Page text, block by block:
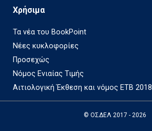
Χρήσιμα
Τα νέα του BookPoint
Νέες κυκλοφορίες
Προσεχώς
Νόμος Ενιαίας Τιμής
Αιτιολογική Έκθεση και νόμος ΕΤΒ 2018
© ΟΣΔΕΛ 2017 - 2026